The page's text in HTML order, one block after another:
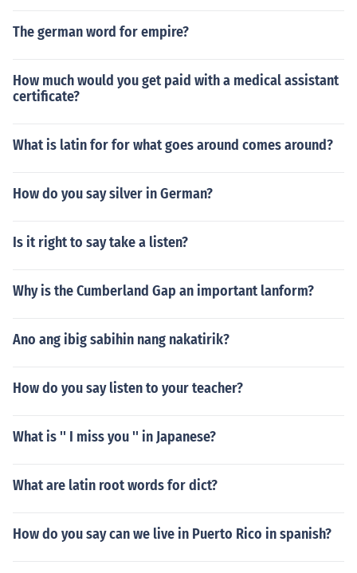
The german word for empire?
How much would you get paid with a medical assistant
certificate?
What is latin for for what goes around comes around?
How do you say silver in German?
Is it right to say take a listen?
Why is the Cumberland Gap an important lanform?
Ano ang ibig sabihin nang nakatirik?
How do you say listen to your teacher?
What is '' I miss you '' in Japanese?
What are latin root words for dict?
How do you say can we live in Puerto Rico in spanish?